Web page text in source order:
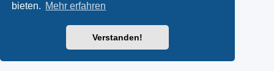
bieten. Mehr erfahren
Verstanden!